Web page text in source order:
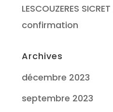
LESCOUZERES SICRET
confirmation
Archives
décembre 2023
septembre 2023